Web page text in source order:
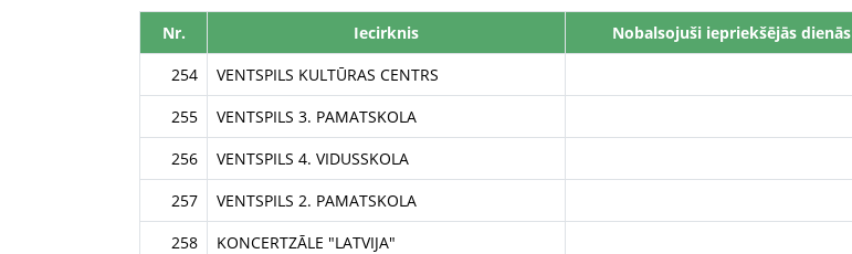
Nr. Iecirknis Nobalsojuši iepriekšējās dienās
254
VENTSPILS KULTŪRAS CENTRS
255
VENTSPILS 3. PAMATSKOLA
256
VENTSPILS 4. VIDUSSKOLA
257
VENTSPILS 2. PAMATSKOLA
258
KONCERTZĀLE "LATVIJA"